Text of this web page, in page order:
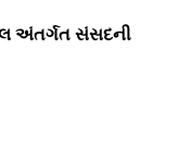
અંતર્ગત સંસદની